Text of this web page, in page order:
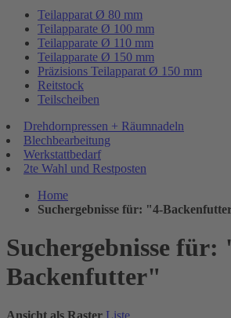
Teilapparat Ø 80 mm
Teilapparate Ø 100 mm
Teilapparate Ø 110 mm
Teilapparate Ø 150 mm
Präzisions Teilapparat Ø 150 mm
Reitstock
Teilscheiben
Drehdornpressen + Räumnadeln
Blechbearbeitung
Werkstattbedarf
2te Wahl und Restposten
Home
Suchergebnisse für: "4-
Suchergebnisse für:
Backenfutter"
Ansicht als Raster Liste